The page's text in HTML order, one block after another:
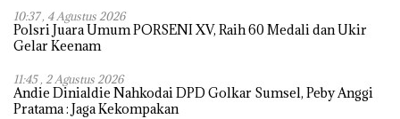
10:37 , 4 Agustus 2026
Polsri Juara Umum PORSENI XV, Raih 60 Medali dan Ukir
Gelar Keenam
11:45 , 2 Agustus 2026
Andie Dinialdie Nahkodai DPD Golkar Sumsel, Peby Anggi
Pratama : Jaga Kekompakan